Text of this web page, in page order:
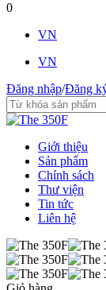
0
VN
VN
Đăng nhập/Đăng
Giới thiệu
Sản phẩm
Chính sách
Thư viện
Tin tức
Liên hệ